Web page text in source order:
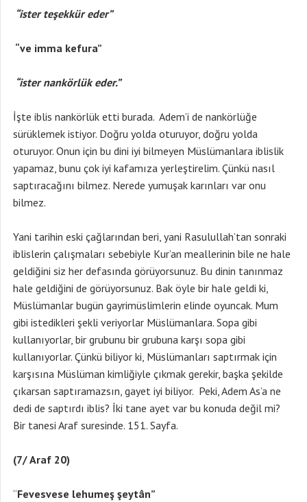
“ister teşekkür eder”
“ve imma kefura”
“ister nankörlük eder.”
İşte iblis nankörlük etti burada. Adem’i de nankörlüğe
sürüklemek istiyor. Doğru yolda oturuyor, doğru yolda
oturuyor. Onun için bu dini iyi bilmeyen Müslümanlara iblislik
yapamaz, bunu çok iyi kafamıza yerleştirelim. Çünkü nasıl
saptıracağını bilmez. Nerede yumuşak karınları var onu
bilmez.
Yani tarihin eski çağlarından beri, yani Rasulullah’tan sonraki
iblislerin çalışmaları sebebiyle Kur’an meallerinin bile ne hale
geldiğini siz her defasında görüyorsunuz. Bu dinin tanınmaz
hale geldiğini de görüyorsunuz. Bak öyle bir hale geldi ki,
Müslümanlar bugün gayrimüslimlerin elinde oyuncak. Mum
gibi istedikleri şekli veriyorlar Müslümanlara. Sopa gibi
kullanıyorlar, bir grubunu bir grubuna karşı sopa gibi
kullanıyorlar. Çünkü biliyor ki, Müslümanları saptırmak için
karşısına Müslüman kimliğiyle çıkmak gerekir, başka şekilde
çıkarsan saptıramazsın, gayet iyi biliyor. Peki, Adem As’a ne
dedi de saptırdı iblis? İki tane ayet var bu konuda değil mi?
Bir tanesi Araf suresinde. 151. Sayfa.
(7/ Araf 20)
“Fevesvese lehumeş şeytân”